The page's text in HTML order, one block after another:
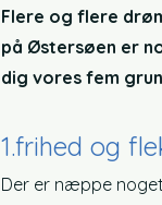
Flere og flere
på Østersøen er
dig vores fem
1.frihed og
Der er næppe